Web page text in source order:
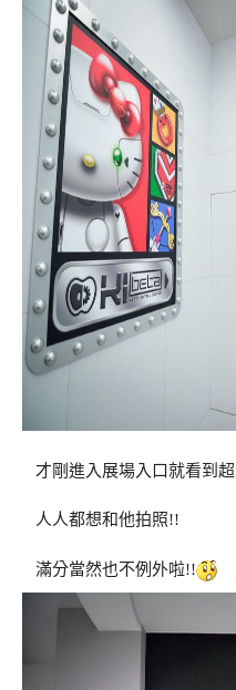
才剛進入展場入口就看到
人人都想和他拍照!!
滿分當然也不例外啦!!